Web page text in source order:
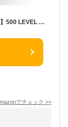
Toshin【MLBPA(MLB選手会) 公式ライセンス商品】500 LEVEL PLAYERS 大谷翔平 今治タオル 大判バスタオル 70×140cm MLB PLAYERS
でチェック >>